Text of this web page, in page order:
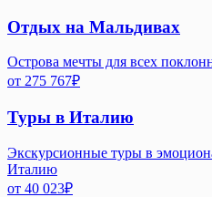
Отдых на Мальдивах
Острова мечты для всех
от 275 767₽
Туры в Италию
Экскурсионные туры в
Италию
от 40 023₽